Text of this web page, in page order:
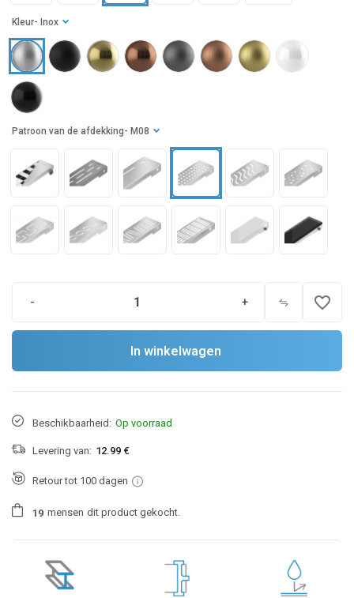
Kleur - Inox
Patroon van de afdekking - M08
- + favorite_border
In winkelwagen
Beschikbaarheid: Op voorraad
Levering van: 12.99 €
Retour tot 100 dagen
1 9 mensen dit product gekocht.